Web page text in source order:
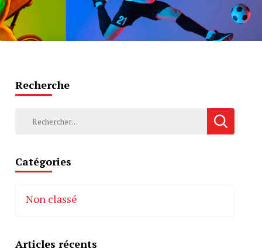
Recherche
Rechercher :
Catégories
Non classé
Articles récents